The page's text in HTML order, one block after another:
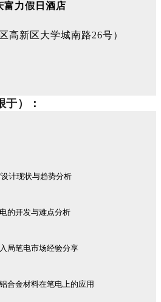
富力假日酒店
高新区大学城南路26号）
）：
计现状与趋势分析
的开发与难点分析
局笔电市场经验分享
合金材料在笔电上的应用